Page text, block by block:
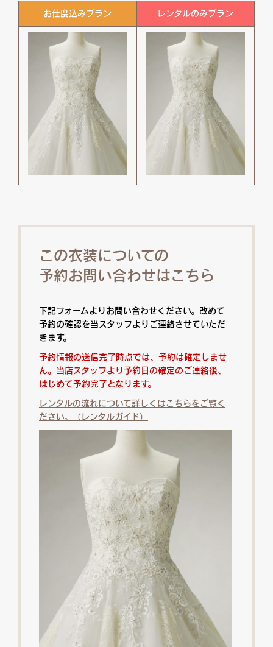
お仕度込みプラン レンタルのみプラン
この衣装についての
予約お問い合わせはこちら
下記フォームよりお問い合わせください。改めて
予約の確認を当スタッフよりご連絡させていただ
きます。
予約情報の送信完了時点では、予約は確定しませ
ん。当店スタッフより予約日の確定のご連絡後、
はじめて予約完了となります。
レンタルの流れについて詳しくはこちらをご覧く
ださい。（レンタルガイド）